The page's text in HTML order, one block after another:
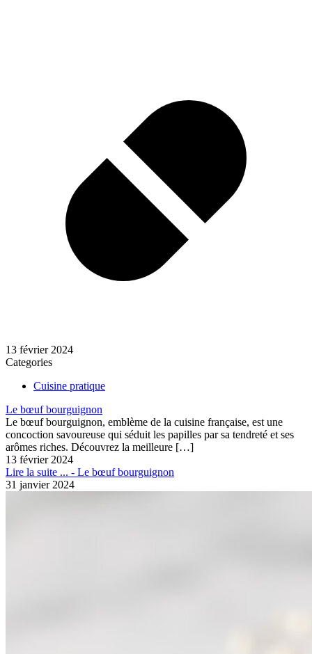
13 février 2024
Categories
Cuisine pratique
Le bœuf bourguignon
Le bœuf bourguignon, emblème de la cuisine française, est une
concoction savoureuse qui séduit les papilles par sa tendreté et ses
arômes riches. Découvrez la meilleure […]
13 février 2024
Lire la suite ... - Le bœuf bourguignon
31 janvier 2024